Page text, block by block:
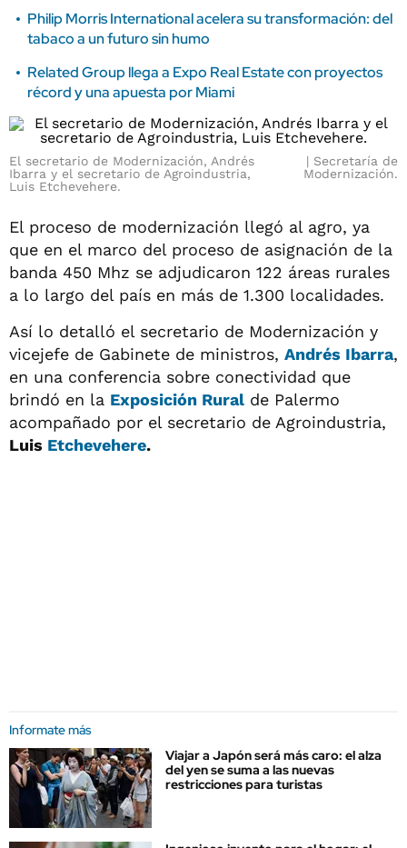
Philip Morris International acelera su transformación: del
tabaco a un futuro sin humo
Related Group llega a Expo Real Estate con proyectos
récord y una apuesta por Miami
El secretario de Modernización, Andrés
Ibarra y el secretario de Agroindustria,
Luis Etchevehere.
Secretaría de
Modernización.
El proceso de modernización llegó al agro, ya
que en el marco del proceso de asignación de la
banda 450 Mhz se adjudicaron 122 áreas rurales
a lo largo del país en más de 1.300 localidades.
Así lo detalló el secretario de Modernización y
vicejefe de Gabinete de ministros, Andrés Ibarra,
en una conferencia sobre conectividad que
brindó en la Exposición Rural de Palermo
acompañado por el secretario de Agroindustria,
Luis Etchevehere.
Informate más
Viajar a Japón será más caro: el alza
del yen se suma a las nuevas
restricciones para turistas